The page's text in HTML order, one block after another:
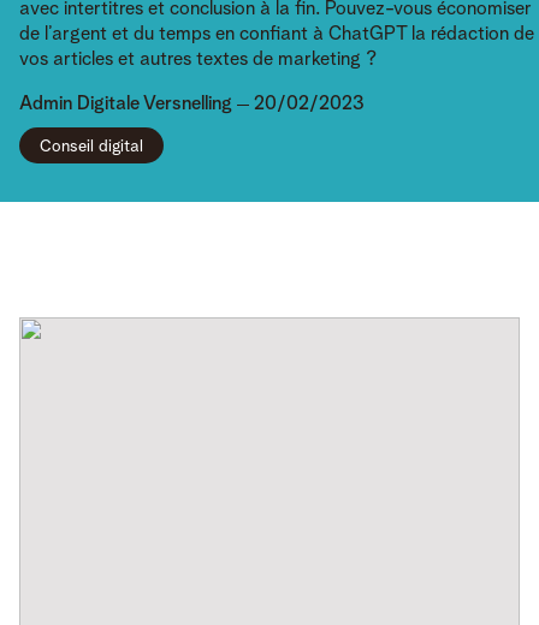
avec intertitres et conclusion à la fin. Pouvez-vous économiser
de l’argent et du temps en confiant à ChatGPT la rédaction de
vos articles et autres textes de marketing ?
Admin Digitale Versnelling 20/02/2023
Conseil digital